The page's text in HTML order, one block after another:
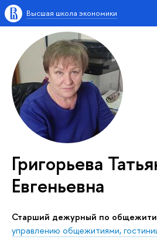
Высшая школа экономики
Григорьева
Евгеньевна
Старший дежурный по
управлению общежитиями,